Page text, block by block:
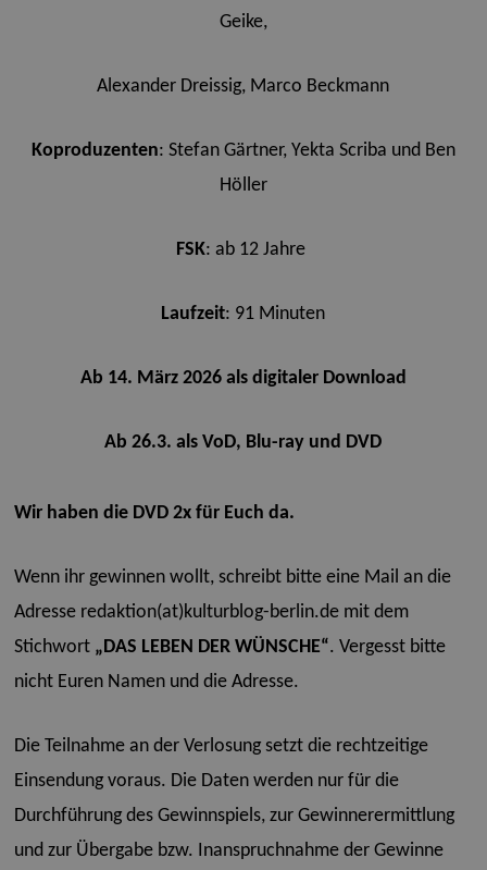
Geike,
Alexander Dreissig, Marco Beckmann
Koproduzenten: Stefan Gärtner, Yekta Scriba und Ben
Höller
FSK: ab 12 Jahre
Laufzeit: 91 Minuten
Ab 14. März 2026 als digitaler Download
Ab 26.3. als VoD, Blu-ray und DVD
Wir haben die DVD 2x für Euch da.
Wenn ihr gewinnen wollt, schreibt bitte eine Mail an die
Adresse redaktion(at)kulturblog-berlin.de mit dem
Stichwort „DAS LEBEN DER WÜNSCHE“. Vergesst bitte
nicht Euren Namen und die Adresse.
Die Teilnahme an der Verlosung setzt die rechtzeitige
Einsendung voraus. Die Daten werden nur für die
Durchführung des Gewinnspiels, zur Gewinnerermittlung
und zur Übergabe bzw. Inanspruchnahme der Gewinne